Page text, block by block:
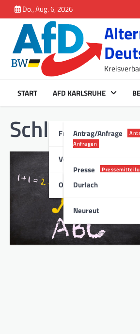
springen
to
content
Do., Aug. 6, 2026
START AFD KARLSRUHE
Fraktion Karlsruhe
Antrag/Anfrage
Anfragen
Presse
Vorstand
Ortsverband
Durlach
Neureut
Schlagwort: